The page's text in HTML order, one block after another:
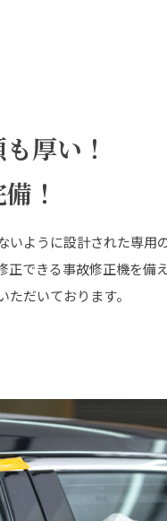
厚い！
！
いように設計された専用
正できる事故修正機を備
だいております。